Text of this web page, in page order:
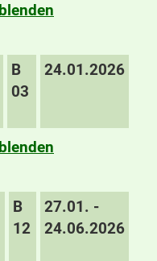
B
03
24.01.2026
B
12
27.01. -
24.06.2026